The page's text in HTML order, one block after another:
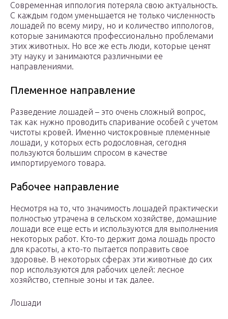
Современная иппология потеряла свою актуальность.
С каждым годом уменьшается не только численность
лошадей по всему миру, но и количество иппологов,
которые занимаются профессионально проблемами
этих животных. Но все же есть люди, которые ценят
эту науку и занимаются различными ее
направлениями.
Племенное направление
Разведение лошадей – это очень сложный вопрос,
так как нужно проводить спаривание особей с учетом
чистоты кровей. Именно чистокровные племенные
лошади, у которых есть родословная, сегодня
пользуются большим спросом в качестве
импортируемого товара.
Рабочее направление
Несмотря на то, что значимость лошадей практически
полностью утрачена в сельском хозяйстве, домашние
лошади все еще есть и используются для выполнения
некоторых работ. Кто-то держит дома лошадь просто
для красоты, а кто-то пытается поправить свое
здоровье. В некоторых сферах эти животные до сих
пор используются для рабочих целей: лесное
хозяйство, степные зоны и так далее.
Лошади